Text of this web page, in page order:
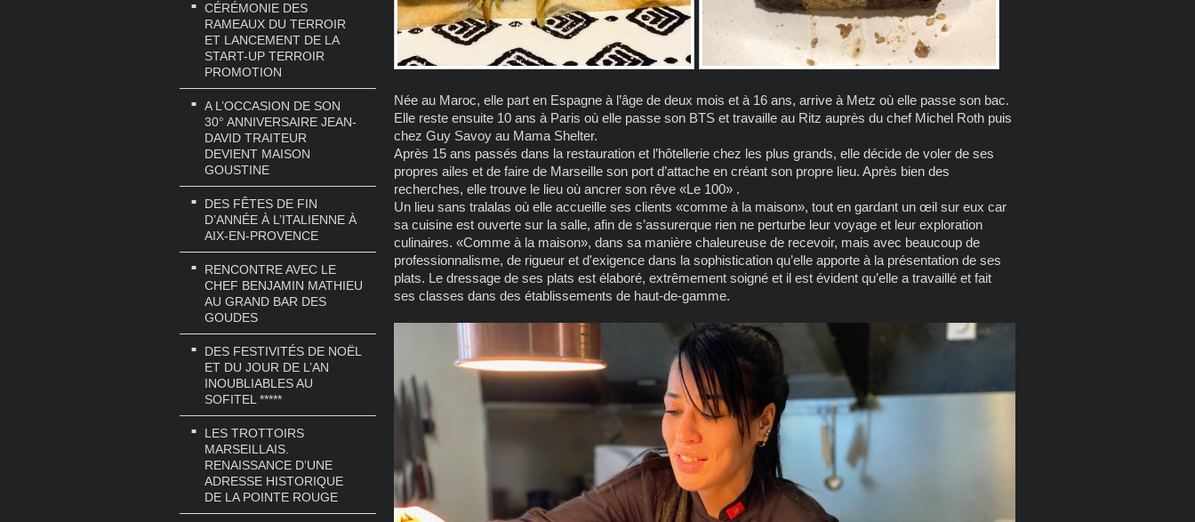
CÉRÉMONIE DES
RAMEAUX DU TERROIR
ET LANCEMENT DE LA
START-UP TERROIR
PROMOTION
A L’OCCASION DE SON
30° ANNIVERSAIRE JEAN-
DAVID TRAITEUR
DEVIENT MAISON
GOUSTINE
DES FÊTES DE FIN
D’ANNÉE À L’ITALIENNE À
AIX-EN-PROVENCE
RENCONTRE AVEC LE
CHEF BENJAMIN MATHIEU
AU GRAND BAR DES
GOUDES
DES FESTIVITÉS DE NOËL
ET DU JOUR DE L’AN
INOUBLIABLES AU
SOFITEL *****
LES TROTTOIRS
MARSEILLAIS.
RENAISSANCE D’UNE
ADRESSE HISTORIQUE
DE LA POINTE ROUGE
Née au Maroc, elle part en Espagne à l’âge de deux mois et à 16 ans, arrive à Metz où elle passe son bac.
Elle reste ensuite 10 ans à Paris où elle passe son BTS et travaille au Ritz auprès du chef Michel Roth puis
chez Guy Savoy au Mama Shelter.
Après 15 ans passés dans la restauration et l’hôtellerie chez les plus grands, elle décide de voler de ses
propres ailes et de faire de Marseille son port d’attache en créant son propre lieu. Après bien des
recherches, elle trouve le lieu où ancrer son rêve «Le 100» .
Un lieu sans tralalas où elle accueille ses clients «comme à la maison», tout en gardant un œil sur eux car
sa cuisine est ouverte sur la salle, afin de s’assurerque rien ne perturbe leur voyage et leur exploration
culinaires. «Comme à la maison», dans sa manière chaleureuse de recevoir, mais avec beaucoup de
professionnalisme, de rigueur et d'exigence dans la sophistication qu’elle apporte à la présentation de ses
plats. Le dressage de ses plats est élaboré, extrêmement soigné et il est évident qu’elle a travaillé et fait
ses classes dans des établissements de haut-de-gamme.